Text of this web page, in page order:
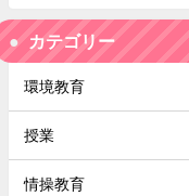
カテゴリー
環境教育
授業
情操教育